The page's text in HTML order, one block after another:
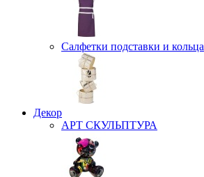
Салфетки подставки и кольца
Декор
АРТ СКУЛЬПТУРА